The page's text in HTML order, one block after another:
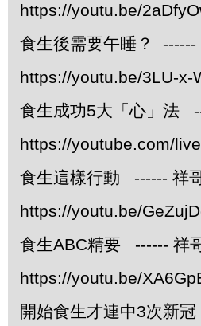
https://youtu.be/
食生後需要午睡？ ------
https://youtu.be/3LU-x-
食生成功5大「心」法
https://youtube.com/
食生這樣行動 ------ 祥
https://youtu.be/
食生ABC精要 ------ 祥
https://youtu.be/
開始食生才連中3次新